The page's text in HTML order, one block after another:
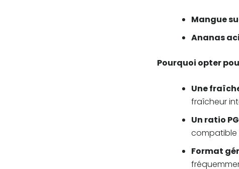
Mangue
Ananas
Pourquoi opter
Une
fraîcheur
Un ratio
compatible
Format